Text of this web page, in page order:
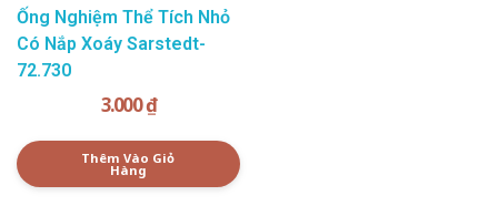
Ống Nghiệm Thể Tích Nhỏ
Có Nắp Xoáy Sarstedt-
72.730
3.000₫
Thêm Vào Giỏ
Hàng